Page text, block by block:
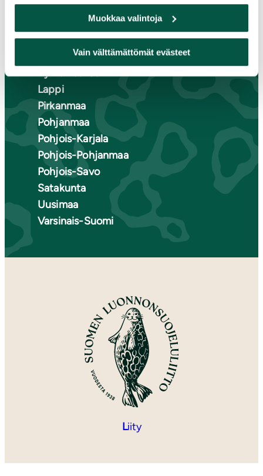
Muokkaa valintoja
Vain välttämättömät evästeet
Etelä-Karjala
Etelä-Savo
Kainuu
Keski-Suomi
Kymenlaakso
Lappi
Pirkanmaa
Pohjanmaa
Pohjois-Karjala
Pohjois-Pohjanmaa
Pohjois-Savo
Satakunta
Uusimaa
Varsinais-Suomi
Liity